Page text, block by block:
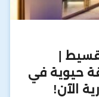
|
من 25 منطقة حيوية في
الآن!